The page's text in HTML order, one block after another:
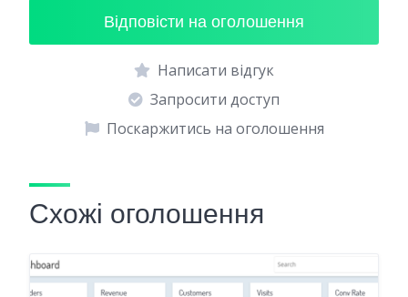
Відповісти на оголошення
Написати відгук
Запросити доступ
Поскаржитись на оголошення
Схожі оголошення